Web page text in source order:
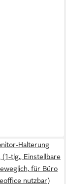
Halterung
(1-tlg., Einstellbare
für Büro
nutzbar)